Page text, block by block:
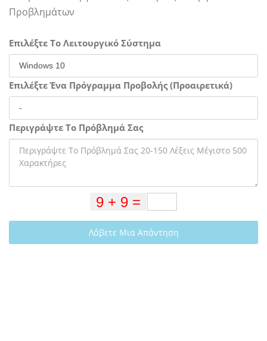
Προβλημάτων
Επιλέξτε Το Λειτουργικό Σύστημα
Επιλέξτε Ένα Πρόγραμμα Προβολής (Προαιρετικά)
Περιγράψτε Το Πρόβλημά Σας
Λάβετε Μια Απάντηση